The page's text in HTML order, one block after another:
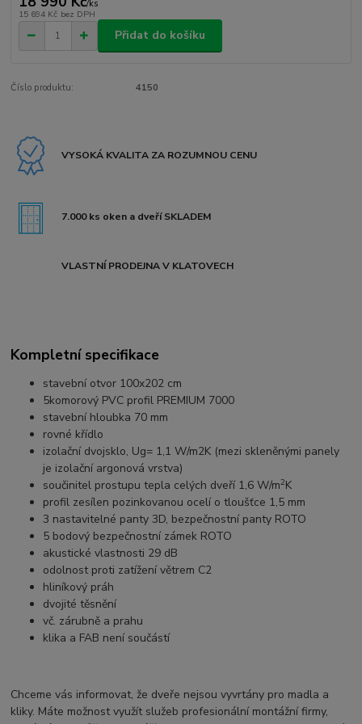
/ks
15 694 Kč bez DPH
Přidat do košíku
Číslo produktu: 4150
VYSOKÁ KVALITA ZA ROZUMNOU CENU
7.000 ks oken a dveří SKLADEM
VLASTNÍ PRODEJNA V KLATOVECH
Kompletní specifikace
stavební otvor 100x202 cm
5komorový PVC profil PREMIUM 7000
stavební hloubka 70 mm
rovné křídlo
izolační dvojsklo, Ug= 1,1 W/m2K (mezi skleněnými panely
je izolační argonová vrstva)
součinitel prostupu tepla celých dveří 1,6 W/m2K
profil zesílen pozinkovanou ocelí o tloušťce 1,5 mm
3 nastavitelné panty 3D, bezpečnostní panty ROTO
5 bodový bezpečnostní zámek ROTO
akustické vlastnosti 29 dB
odolnost proti zatížení větrem C2
hliníkový práh
dvojité těsnění
vč. zárubně a prahu
klika a FAB není součástí
Chceme vás informovat, že dveře nejsou vyvrtány pro madla a
kliky. Máte možnost využít služeb profesionální montážní firmy,